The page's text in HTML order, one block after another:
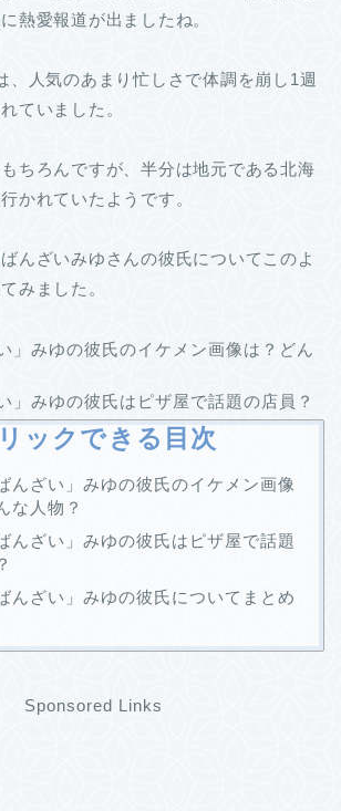
熱愛報道が出ましたね。
、人気のあまり忙しさで体調を崩し1週
ていました。
ちろんですが、半分は地元である北海
かれていたようです。
んざいみゆさんの彼氏についてこのよ
みました。
」みゆの彼氏のイケメン画像は？どん
」みゆの彼氏はピザ屋で話題の店員？
ックできる目次
んざい」みゆの彼氏のイケメン画像
な人物？
んざい」みゆの彼氏はピザ屋で話題
んざい」みゆの彼氏についてまとめ
Sponsored Links